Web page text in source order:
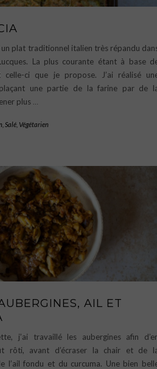
un plat traditionnel italien très répandu
La plus courante étant à base
celle-ci que je propose. J’ai réalisé
une partie de la farine par de
plus …
Salé Végétarien
AIL ET
j’ai travaillé les aubergines afin
rôti, avant d’écraser la chair et de
l’ail fondu et du curcuma. Une bien